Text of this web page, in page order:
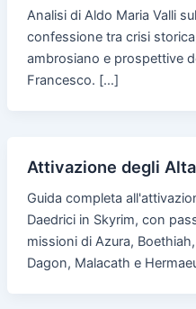
Analisi di Aldo Maria Valli
confessione tra crisi
ambrosiano e prospettive
Francesco. […]
Attivazione degli
Guida completa
Daedrici in Skyrim, con
missioni di Azura,
Dagon, Malacath e